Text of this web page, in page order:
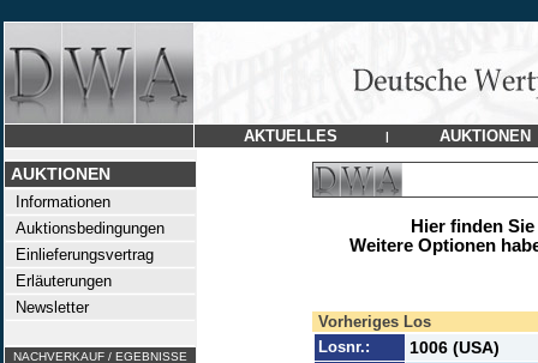
AKTUELLES | AUKTIONEN
AUKTIONEN
Informationen
Auktionsbedingungen
Einlieferungsvertrag
Erläuterungen
Newsletter
NACHVERKAUF / EGEBNISSE
Hier finden
Weitere Optionen
Vorheriges Los
Losnr.:
1006 (USA)